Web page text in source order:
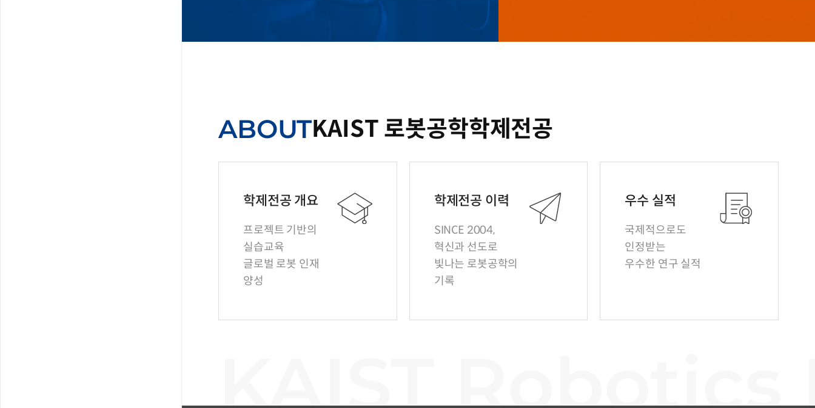
ABOUTKAIST 로봇공학학제전공
학제전공 개요
프로젝트 기반의
실습교육
글로벌 로봇 인재
양성
학제전공 이력
SINCE 2004,
혁신과 선도로
빛나는 로봇공학의
기록
우수 실적
국제적으로도
인정받는
우수한 연구 실적